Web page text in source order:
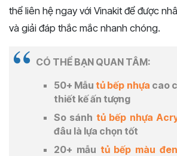
thể liên hệ ngay với Vinakit để được
và giải đáp thắc mắc nhanh chóng.
CÓ THỂ BẠN QUAN TÂM:
50+ Mẫutủ bếp nhựa cao
thiết kế ấn tượng
So sánh tủ bếp nhựa
đâu là lựa chọn tốt
20+ mẫu tủ bếp màu đen